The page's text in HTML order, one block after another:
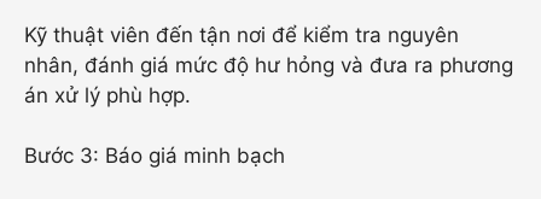
Kỹ thuật viên đến tận nơi để kiểm tra nguyên
nhân, đánh giá mức độ hư hỏng và đưa ra phương
án xử lý phù hợp.
Bước 3: Báo giá minh bạch